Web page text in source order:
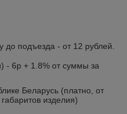
до подъезда - от 12 рублей.
- 6р + 1.8% от суммы за
Беларусь (платно, от
изделия)